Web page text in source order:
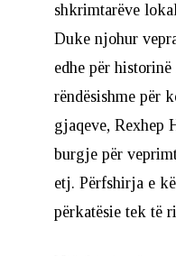
shkrimtarëve
Duke njohur
edhe për
rëndësishme për
gjaqeve, Rexhep
burgje për
etj. Përfshirja e
përkatësie tek të